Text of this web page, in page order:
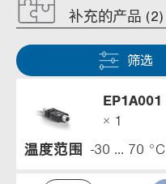
补充的产品 (2)
筛选
EP1A001
× 1
温度范围
-30 ... 70 °C